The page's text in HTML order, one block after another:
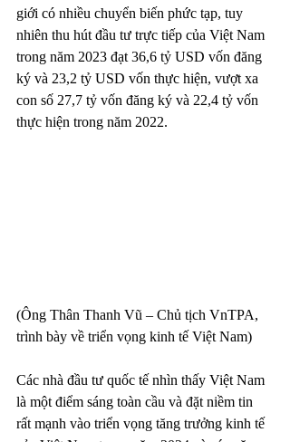
giới có nhiều chuyển biến phức tạp, tuy
nhiên thu hút đầu tư trực tiếp của Việt Nam
trong năm 2023 đạt 36,6 tỷ USD vốn đăng
ký và 23,2 tỷ USD vốn thực hiện, vượt xa
con số 27,7 tỷ vốn đăng ký và 22,4 tỷ vốn
thực hiện trong năm 2022.
(Ông Thân Thanh Vũ – Chủ tịch VnTPA,
trình bày về triển vọng kinh tế Việt Nam)
Các nhà đầu tư quốc tế nhìn thấy Việt Nam
là một điểm sáng toàn cầu và đặt niềm tin
rất mạnh vào triển vọng tăng trưởng kinh tế